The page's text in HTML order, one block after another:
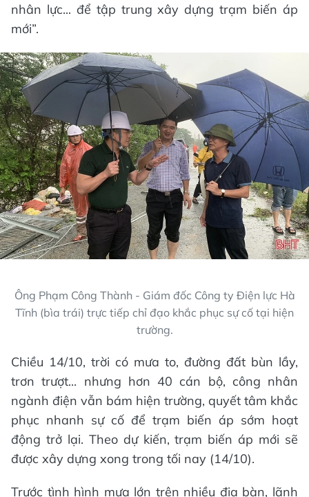
nhân lực... để tập trung xây dựng trạm biến áp
mới”.
Ông Phạm Công Thành - Giám đốc Công ty Điện lực Hà
Tĩnh (bìa trái) trực tiếp chỉ đạo khắc phục sự cố tại hiện
trường.
Chiều 14/10, trời có mưa to, đường đất bùn lầy,
trơn trượt... nhưng hơn 40 cán bộ, công nhân
ngành điện vẫn bám hiện trường, quyết tâm khắc
phục nhanh sự cố để trạm biến áp sớm hoạt
động trở lại. Theo dự kiến, trạm biến áp mới sẽ
được xây dựng xong trong tối nay (14/10).
Trước tình hình mưa lớn trên nhiều địa bàn, lãnh